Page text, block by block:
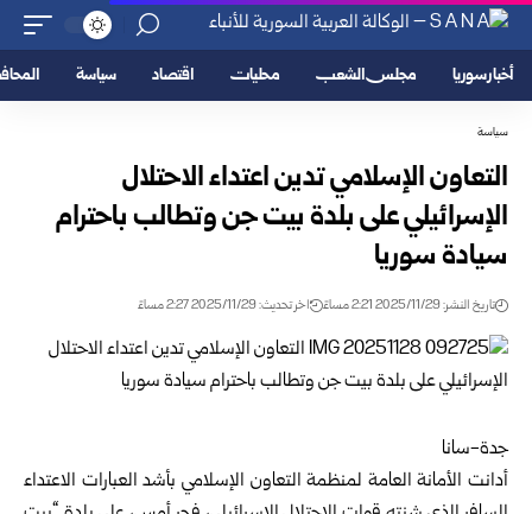
أخبار سوريا مجلس الشعب محليات اقتصاد سياسة
سياسة
التعاون الإسلامي تدين اعتداء الاحتلال
الإسرائيلي على بلدة بيت جن وتطالب باحترام
سيادة سوريا
تاريخ النشر: 2025/11/29 2:21 مساءً اخر تحديث: 2025/11/29 2:27 مساءً
جدة-سانا
أدانت الأمانة العامة لمنظمة التعاون الإسلامي بأشد العبارات الاعتداء